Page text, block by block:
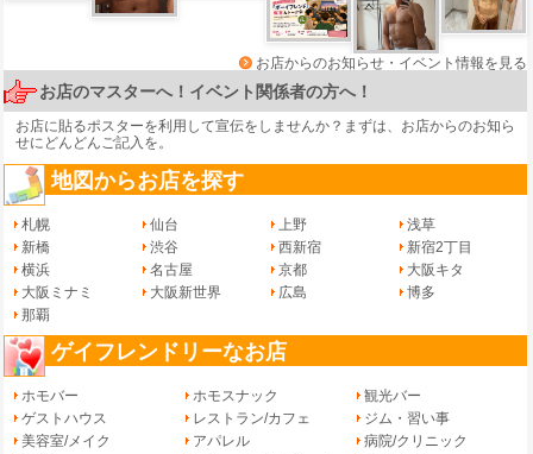
お店からのお知らせ・イベント情報を見る
お店のマスターへ！イベント関係者の方へ！
お店に貼るポスターを利用して宣伝をしませんか？まずは、 お店からのお知ら
せにどんどんご記入を。
地図からお店を探す
札幌 仙台 上野
浅草
新橋
渋谷 西新宿
新宿2丁目
横浜
名古屋 京都
大阪キタ
大阪ミナミ
大阪新世界 広島
博多
那覇
ゲイフレンドリーなお店
ホモバー ホモスナック
観光バー
ゲストハウス
レストラン/カフェ
ジム・習い事
美容室/メイク
アパレル
病院/クリニック